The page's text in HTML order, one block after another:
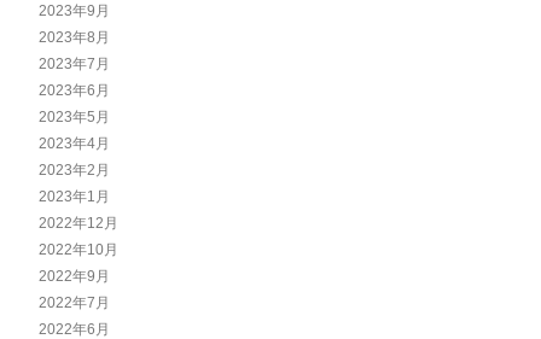
2023年9月
2023年8月
2023年7月
2023年6月
2023年5月
2023年4月
2023年2月
2023年1月
2022年12月
2022年10月
2022年9月
2022年7月
2022年6月